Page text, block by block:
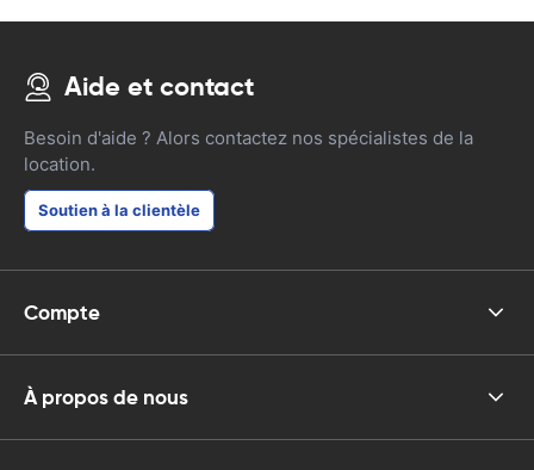
Aide et contact
Besoin d'aide ? Alors contactez nos spécialistes de la
location.
Soutien à la clientèle
Compte
À propos de nous